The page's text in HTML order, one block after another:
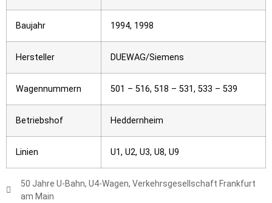
Baujahr 1994, 1998
Hersteller DUEWAG/Siemens
Wagennummern 501 – 516, 518 – 531, 533 – 539
Betriebshof Heddernheim
Linien U1, U2, U3, U8, U9
50 Jahre U-Bahn, U4-Wagen, Verkehrsgesellschaft Frankfurt
am Main